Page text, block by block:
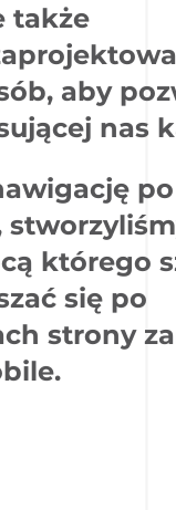
także
aby
nas
po
którego
się po
strony